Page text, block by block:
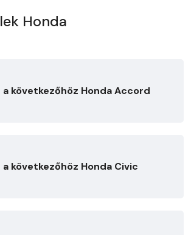
Honda
következőhöz Honda Accord
következőhöz Honda Civic